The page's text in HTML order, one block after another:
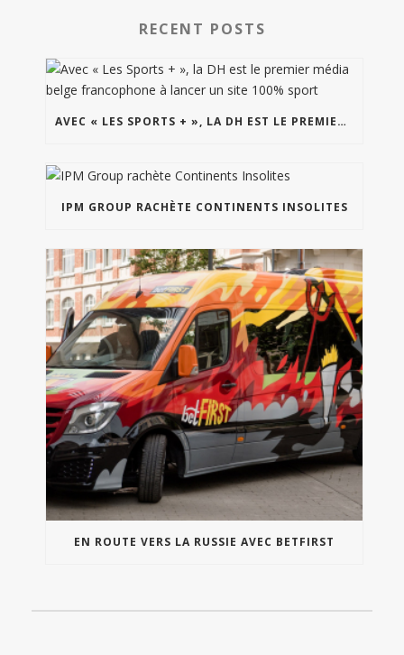
RECENT POSTS
AVEC « LES SPORTS + », LA DH EST LE PREMIER MÉDIA BELGE FRANCOPHONE À LANCER UN SITE 100% SPORT
IPM GROUP RACHÈTE CONTINENTS INSOLITES
EN ROUTE VERS LA RUSSIE AVEC BETFIRST